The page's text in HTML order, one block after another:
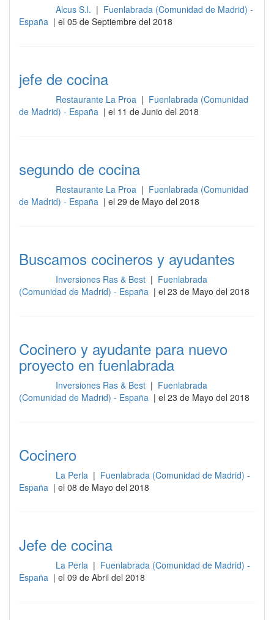
Alcus S.l. | Fuenlabrada (Comunidad de Madrid) -
España | el 05 de Septiembre del 2018
jefe de cocina
Restaurante La Proa | Fuenlabrada (Comunidad
de Madrid) - España | el 11 de Junio del 2018
segundo de cocina
Restaurante La Proa | Fuenlabrada (Comunidad
de Madrid) - España | el 29 de Mayo del 2018
Buscamos cocineros y ayudantes
Inversiones Ras & Best | Fuenlabrada
(Comunidad de Madrid) - España | el 23 de Mayo del 2018
Cocinero y ayudante para nuevo
proyecto en fuenlabrada
Inversiones Ras & Best | Fuenlabrada
(Comunidad de Madrid) - España | el 23 de Mayo del 2018
Cocinero
La Perla | Fuenlabrada (Comunidad de Madrid) -
España | el 08 de Mayo del 2018
Jefe de cocina
La Perla | Fuenlabrada (Comunidad de Madrid) -
España | el 09 de Abril del 2018